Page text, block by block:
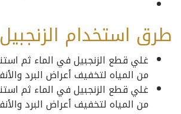
طرق استخدام الزنجبيل
غلي قطع الزنجبيل في الماء ثم
من المياه لتخفيف أعراض البرد
غلي قطع الزنجبيل في الماء ثم
من المياه لتخفيف أعراض البرد